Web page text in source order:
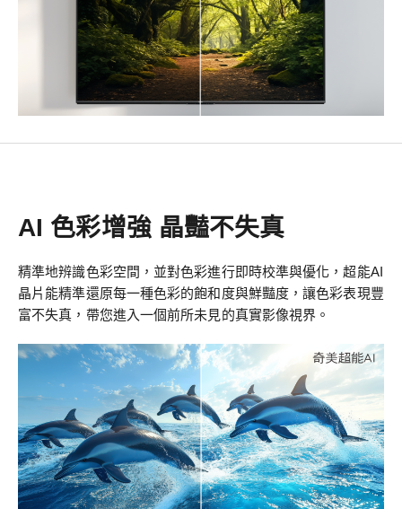
AI 色彩增強 晶豔不失真
精準地辨識色彩空間，並對色彩進行即時校準與優化，超能AI
晶片能精準還原每一種色彩的飽和度與鮮豔度，讓色彩表現豐
富不失真，帶您進入一個前所未見的真實影像視界。